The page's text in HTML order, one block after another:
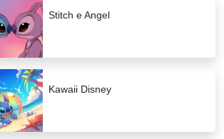
Stitch e Angel
Kawaii Disney